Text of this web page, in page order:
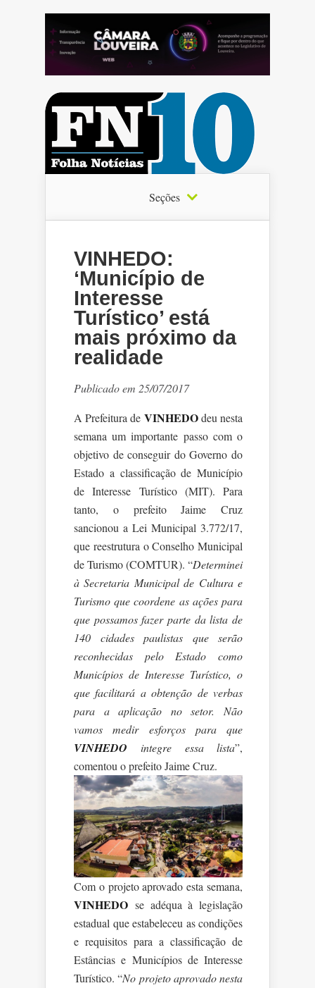
Seções
VINHEDO:
‘Município de
Interesse
Turístico’ está
mais próximo da
realidade
Publicado em 25/07/2017
A Prefeitura de VINHEDOdeu nesta
semana um importante passo com o
objetivo de conseguir do Governo do
Estado a classificação de Município
de Interesse Turístico (MIT). Para
tanto, o prefeito Jaime Cruz
sancionou a Lei Municipal 3.772/17,
que reestrutura o Conselho Municipal
de Turismo (COMTUR). “Determinei
à Secretaria Municipal de Cultura e
Turismo que coordene as ações para
que possamos fazer parte da lista de
140 cidades paulistas que serão
reconhecidas pelo Estado como
Municípios de Interesse Turístico, o
que facilitará a obtenção de verbas
para a aplicação no setor. Não
vamos medir esforços para que
VINHEDO integre essa lista”,
comentou o prefeito Jaime Cruz.
Com o projeto aprovado esta semana,
VINHEDO se adéqua à legislação
estadual que estabeleceu as condições
e requisitos para a classificação de
Estâncias e Municípios de Interesse
Turístico. “No projeto aprovado nesta